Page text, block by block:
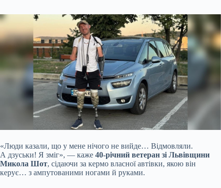
«Люди казали, що у мене нічого не вийде… Відмовляли.
А дзуськи! Я зміг», — каже 40-річний ветеран зі Львівщини
Микола Шот, сідаючи за кермо власної автівки, якою він
керує… з ампутованими ногами й руками.